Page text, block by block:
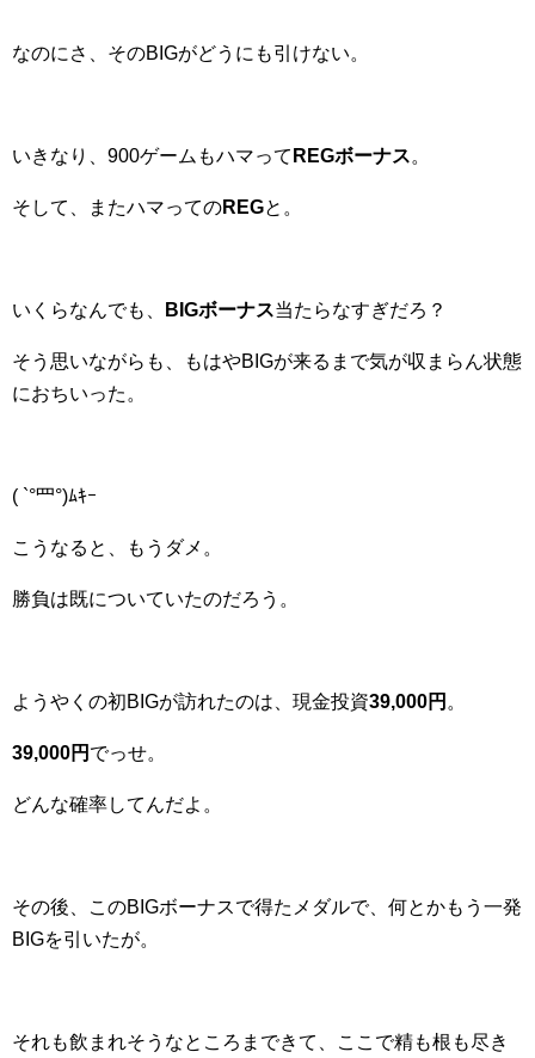
なのにさ、そのBIGがどうにも引けない。
いきなり、900ゲームもハマって REGボーナス。
そして、またハマってのREGと。
いくらなんでも、 BIGボーナス当たらなすぎだろ？
そう思いながらも、もはやBIGが来るまで気が収まらん状態
におちいった。
( `°罒°)ﾑｷｰ
こうなると、もうダメ。
勝負は既についていたのだろう。
ようやくの初BIGが訪れたのは、現金投資39,000円 。
39,000円 でっせ。
どんな確率してんだよ。
その後、このBIGボーナスで得たメダルで、何とかもう一発
BIGを引いたが。
それも飲まれそうなところまできて、ここで精も根も尽き